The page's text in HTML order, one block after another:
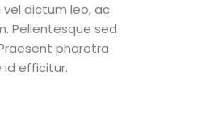
vel dictum leo, ac
Pellentesque sed
pharetra
efficitur.